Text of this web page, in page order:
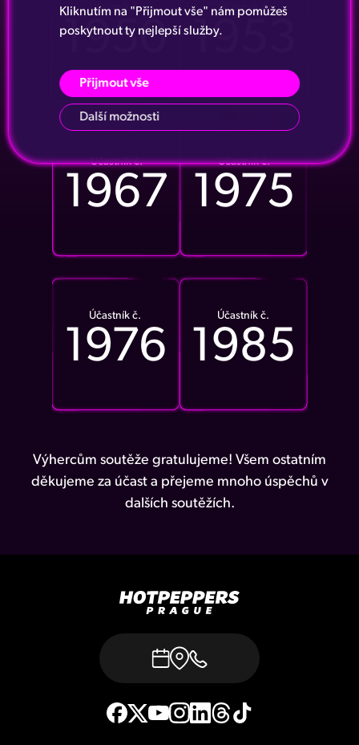
Účastník č.
1950
Účastník č.
1953
Účastník č.
1967
Účastník č.
1975
Účastník č.
1976
Účastník č.
1985
Výhercům soutěže gratulujeme! Všem ostatním
děkujeme za účast a přejeme mnoho úspěchů v
dalších soutěžích.
Kliknutím na "Přijmout vše" nám pomůžeš
poskytnout ty nejlepší služby.
Přijmout vše
Další možnosti